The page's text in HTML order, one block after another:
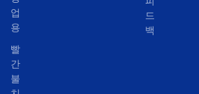
업
용
빨
간
불
드
백